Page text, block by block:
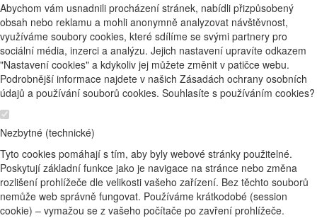
Abychom vám usnadnili procházení stránek, nabídli přizpůsobený
obsah nebo reklamu a mohli anonymně analyzovat návštěvnost,
využíváme soubory cookies, které sdílíme se svými partnery pro
sociální média, inzerci a analýzu. Jejich nastavení upravíte odkazem
"Nastavení cookies" a kdykoliv jej můžete změnit v patičce webu.
Podrobnější informace najdete v našich Zásadách ochrany osobních
údajů a používání souborů cookies. Souhlasíte s používáním cookies?
Nezbytné (technické)
Tyto cookies pomáhají s tím, aby byly webové stránky použitelné.
Poskytují základní funkce jako je navigace na stránce nebo změna
rozlišení prohlížeče dle velikosti vašeho zařízení. Bez těchto souborů
nemůže web správně fungovat. Používáme krátkodobé (session
cookie) – vymažou se z vašeho počítače po zavření prohlížeče.